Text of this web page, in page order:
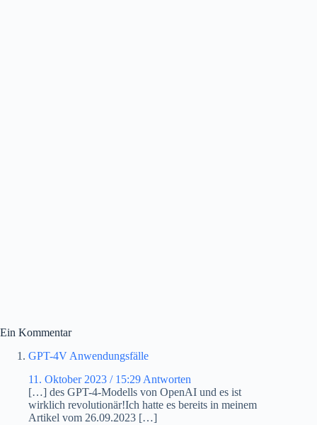
Ein Kommentar
GPT-4V Anwendungsfälle
11. Oktober 2023 / 15:29 Antworten
[…] des GPT-4-Modells von OpenAI und es ist
wirklich revolutionär!Ich hatte es bereits in meinem
Artikel vom 26.09.2023 […]